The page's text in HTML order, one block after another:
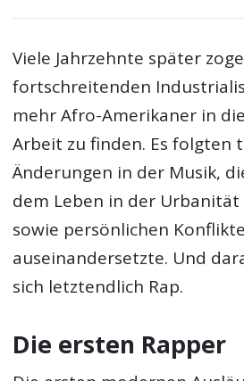
Viele Jahrzehnte später
fortschreitenden
mehr Afro-Amerikaner in
Arbeit zu finden. Es folgten
Änderungen in der Musik,
dem Leben in der Urbanität
sowie persönlichen
auseinandersetzte. Und
sich letztendlich Rap.
Die ersten Rapper